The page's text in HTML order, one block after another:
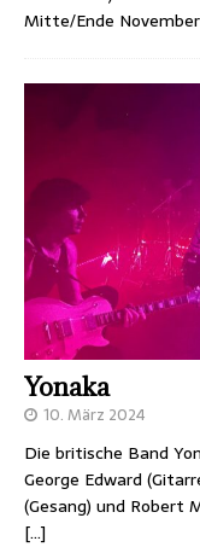
Mitte/Ende
Yonaka
10. März 2024
Die britische Band
George Edward
(Gesang) und Robert
[…]